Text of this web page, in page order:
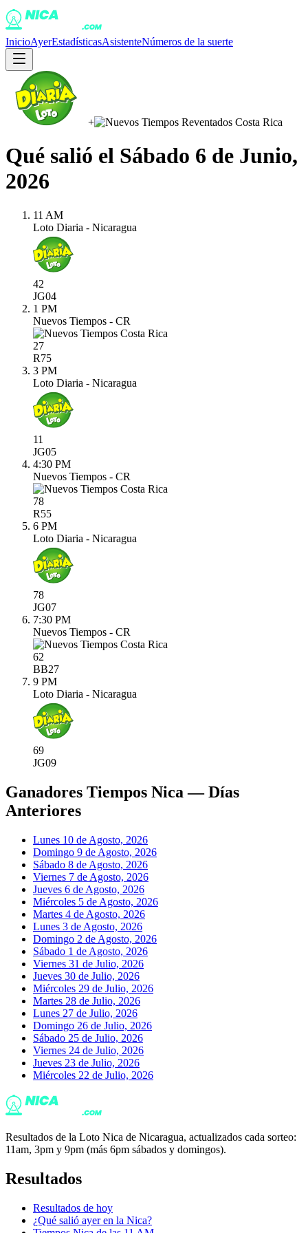
InicioAyerEstadísticasAsistenteNúmeros de la suerte
+
Qué salió el Sábado 6 de Junio,
2026
11 AM
Loto Diaria - Nicaragua
42
JG04
1 PM
Nuevos Tiempos - CR
27
R75
3 PM
Loto Diaria - Nicaragua
11
JG05
4:30 PM
Nuevos Tiempos - CR
78
R55
6 PM
Loto Diaria - Nicaragua
78
JG07
7:30 PM
Nuevos Tiempos - CR
62
BB27
9 PM
Loto Diaria - Nicaragua
69
JG09
Ganadores Tiempos Nica — Días
Anteriores
Lunes 10 de Agosto, 2026
Domingo 9 de Agosto, 2026
Sábado 8 de Agosto, 2026
Viernes 7 de Agosto, 2026
Jueves 6 de Agosto, 2026
Miércoles 5 de Agosto, 2026
Martes 4 de Agosto, 2026
Lunes 3 de Agosto, 2026
Domingo 2 de Agosto, 2026
Sábado 1 de Agosto, 2026
Viernes 31 de Julio, 2026
Jueves 30 de Julio, 2026
Miércoles 29 de Julio, 2026
Martes 28 de Julio, 2026
Lunes 27 de Julio, 2026
Domingo 26 de Julio, 2026
Sábado 25 de Julio, 2026
Viernes 24 de Julio, 2026
Jueves 23 de Julio, 2026
Miércoles 22 de Julio, 2026
Resultados de la Loto Nica de Nicaragua, actualizados cada sorteo:
11am, 3pm y 9pm (más 6pm sábados y domingos).
Resultados
Resultados de hoy
¿Qué salió ayer en la Nica?